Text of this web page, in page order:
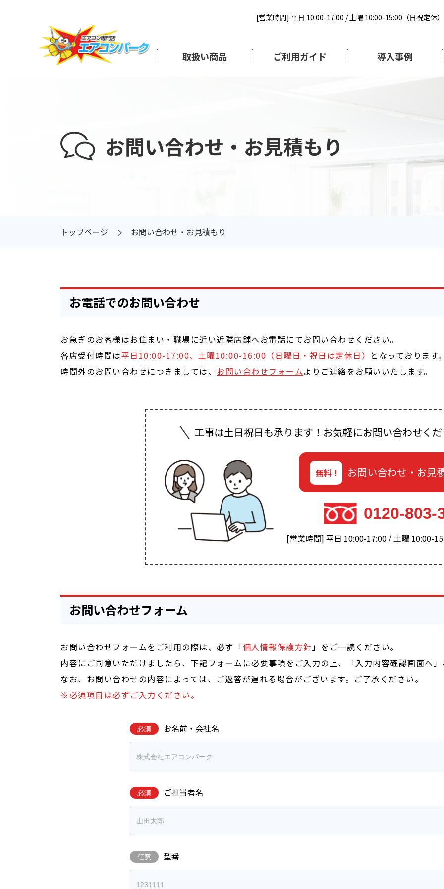
[営業時間] 平日 10:00-17:00 / 土曜 10:00-15:00（日祝定休）
取扱い商品 ご利用ガイド 導入事例
お問い合わせ・お見積もり
トップページ お問い合わせ・お見積もり
お電話でのお問い合わせ
お急ぎのお客様はお住まい・職場に近い近隣店舗へお電話にてお問い合わせください。
各店受付時間は平日10:00-17:00、土曜10:00-16:00（日曜日・祝日は定休日）
となっております。
時間外のお問い合わせにつきましては、 お問い合わせフォームよりご連絡をお願いいたします。
工事は土日祝日も承ります！お気軽にお問い合わせくだ
無料！ お問い合わせ・お見
0120-803-
[営業時間] 平日 10:00-17:00 / 土曜 10:00-
お問い合わせフォーム
お問い合わせフォームをご利用の際は、必ず「個人情報保護方針」をご一読ください。
内容にご同意いただけましたら、下記フォームに必要事項をご入力の上、「入力内容確認画面へ」
なお、お問い合わせの内容によっては、ご返答が遅れる場合がございます。ご了承ください。
※必須項目は必ずご入力ください。
必須 お名前・会社名
必須 ご担当者名
任意 型番